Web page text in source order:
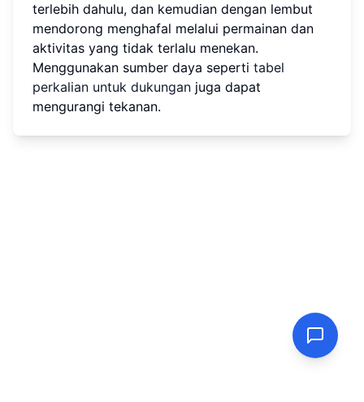
terlebih dahulu, dan kemudian dengan lembut
mendorong menghafal melalui permainan dan
aktivitas yang tidak terlalu menekan.
Menggunakan sumber daya seperti tabel
perkalian untuk dukungan juga dapat
mengurangi tekanan.